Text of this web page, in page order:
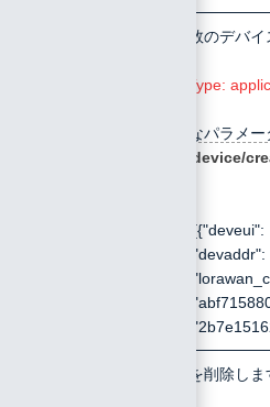
同時に複数のデバ
Content-Type:
指定可能なパラメ
/api/device/
デバイスを削除し